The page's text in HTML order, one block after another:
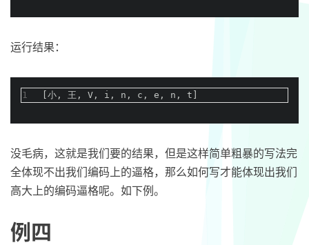
运行结果：
1 [小, 王, V, i, n, c, e, n, t]
没毛病，这就是我们要的结果，但是这样简单粗暴的写法完
全体现不出我们编码上的逼格，那么如何写才能体现出我们
高大上的编码逼格呢。如下例。
例四